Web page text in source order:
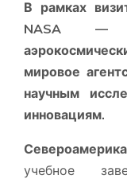
В рамках
NASA —
мировое
научным
инновациям.
учебное